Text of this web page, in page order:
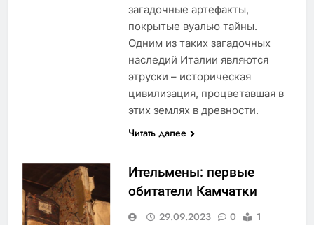
загадочные артефакты,
покрытые вуалью тайны.
Одним из таких загадочных
наследий Италии являются
этруски – историческая
цивилизация, процветавшая в
этих землях в древности.
Читать далее
Ительмены: первые
обитатели Камчатки
29.09.2023 0
1